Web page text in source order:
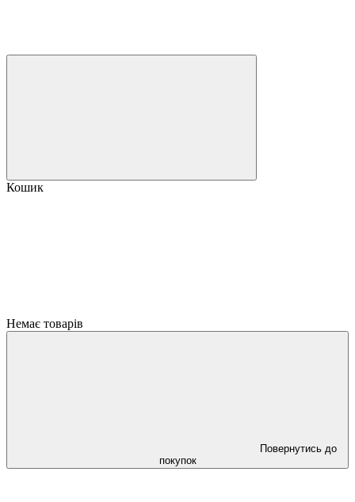
Кошик
Немає товарів
Повернутись до
покупок